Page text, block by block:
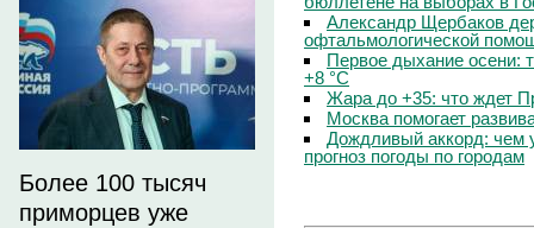
Более 100 тысяч
приморцев уже
Александр Щербаков
офтальмологической
Первое дыхание осени:
+8 °C
Жара до +35: что ждет
Москва помогает
Дождливый аккорд: чем
прогноз погоды по городам